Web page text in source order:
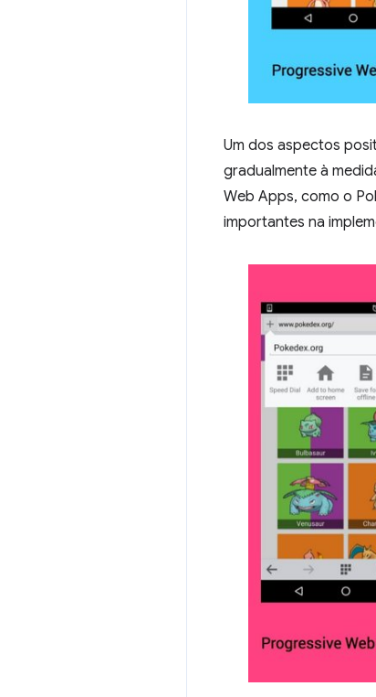
Um dos aspectos
gradualmente à
Web Apps, como o
importantes na